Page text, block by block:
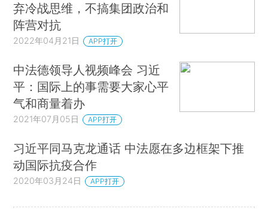
弃冷战思维，不搞集团政治和
阵营对抗
2022年04月21日 APP打开
中法德领导人视频峰会 习近
平：国际上的事需要大家心平
气和商量着办
2021年07月05日 APP打开
习近平同马克龙通话 中法愿在多边框架下推
动国际抗疫合作
2020年03月24日 APP打开